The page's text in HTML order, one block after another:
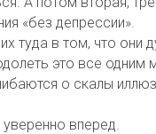
«без депрессии».
туда в том, что они
это все одним
о скалы
вперед.